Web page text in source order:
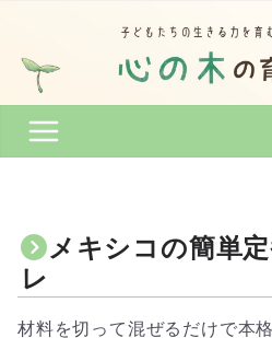
メキシコの簡単
レ
材料を切って混ぜるだけで本